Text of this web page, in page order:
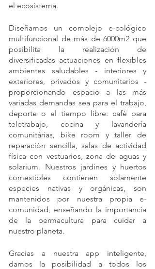
el ecosistema.
Diseñamos un complejo e-cológico
multifuncional de más de 6000m2 que
posibilita la realización de
diversificadas actuaciones en flexibles
ambientes saludables - interiores y
exteriores, privados y comunitarios -
proporcionando espacio a las más
variadas demandas sea para el trabajo,
deporte o el tiempo libre: café para
teletrabajo, cocina y lavandería
comunitárias, bike room y taller de
reparación sencilla, salas de actividad
física con vestuarios, zona de aguas y
solarium. Nuestros jardines y huertos
comestibles contienen solamente
especies nativas y orgánicas, son
mantenidos por nuestra propia e-
comunidad, enseñando la importancia
de la permacultura para cuidar a
nuestro planeta.
Gracias a nuestra app inteligente,
damos la posibilidad a todos los